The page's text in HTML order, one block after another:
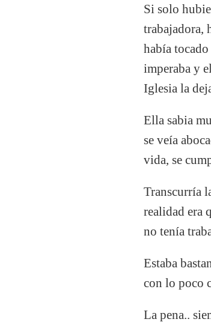
Si solo
trabajadora,
había
imperaba y
Iglesia la
Ella sabia
se veía
vida, se
Transcurría
realidad era
no tenía
Estaba
con lo poco
La pena..